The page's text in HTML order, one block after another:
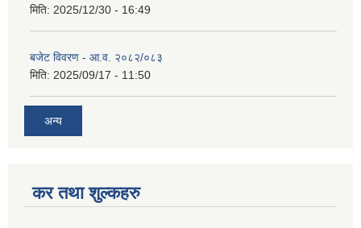
मिति: 2025/12/30 - 16:49
बजेट विवरण - आ.व. २०८२/०८३
मिति: 2025/09/17 - 11:50
अन्य
कर तथा शुल्कहरु